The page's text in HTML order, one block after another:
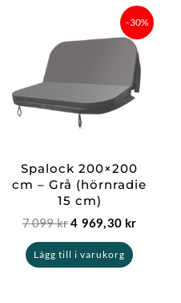
-30%
Spalock 200×200
cm – Grå (hörnradie
15 cm)
7 099kr
ursprungliga
4 969,30 kr
Det
priset
är:
4
969,30
Lägg till i varukorg